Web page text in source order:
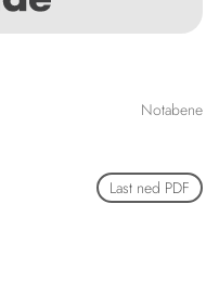
articles
and media
Notabene
Last ned PDF